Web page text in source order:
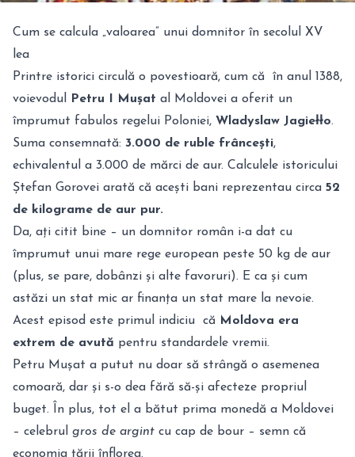
Cum se calcula „valoarea” unui domnitor în secolul XV
lea
Printre istorici circulă o povestioară, cum că în anul 1388,
voievodul Petru I Mușat al Moldovei a oferit un
împrumut fabulos regelui Poloniei, Wladyslaw Jagiełło.
Suma consemnată: 3.000 de ruble frâncești,
echivalentul a 3.000 de mărci de aur. Calculele istoricului
Ștefan Gorovei arată că acești bani reprezentau circa 52
de kilograme de aur pur.
Da, ați citit bine – un domnitor român i-a dat cu
împrumut unui mare rege european peste 50 kg de aur
(plus, se pare, dobânzi și alte favoruri). E ca și cum
astăzi un stat mic ar finanța un stat mare la nevoie.
Acest episod este primul indiciu că Moldova era
extrem de avută pentru standardele vremii.
Petru Mușat a putut nu doar să strângă o asemenea
comoară, dar și s-o dea fără să-și afecteze propriul
buget. În plus, tot el a bătut prima monedă a Moldovei
– celebrul gros de argint cu cap de bour – semn că
economia țării înflorea.